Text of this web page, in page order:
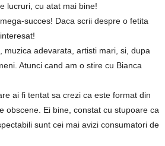
lucruri, cu atat mai bine!
succes! Daca scrii despre o fetita
adevarata, artisti mari, si, dupa
Atunci cand am o stire cu Bianca
ai fi tentat sa crezi ca este format din
obscene. Ei bine, constat cu stupoare ca
sunt cei mai avizi consumatori de